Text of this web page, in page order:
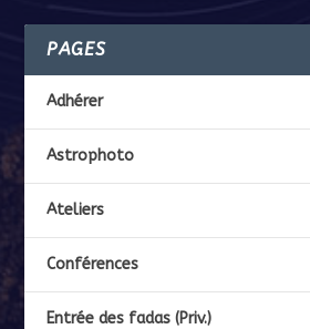
PAGES
Adhérer
Astrophoto
Ateliers
Conférences
Entrée des fadas (Priv.)